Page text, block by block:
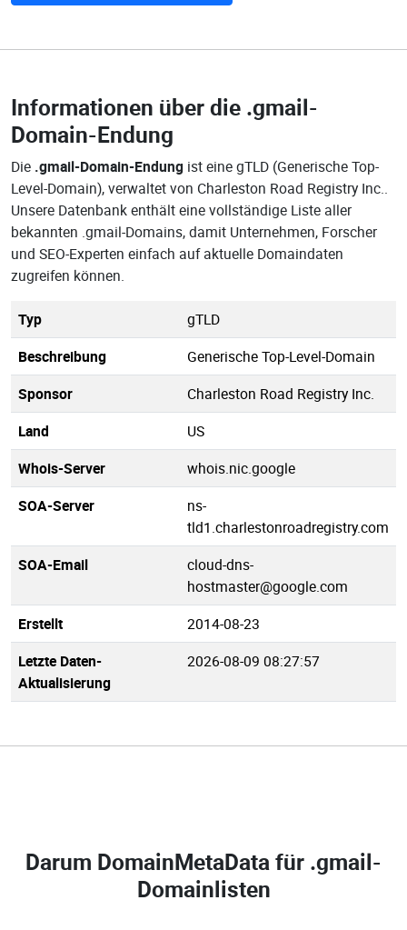
Informationen über die .gmail-
Domain-Endung
Die .gmail-Domain-Endung ist eine gTLD (Generische Top-
Level-Domain), verwaltet von Charleston Road Registry Inc..
Unsere Datenbank enthält eine vollständige Liste aller
bekannten .gmail-Domains, damit Unternehmen, Forscher
und SEO-Experten einfach auf aktuelle Domaindaten
zugreifen können.
Typ
gTLD
Beschreibung
Generische Top-Level-Domain
Sponsor
Charleston Road Registry Inc.
Land
US
Whois-Server
whois.nic.google
SOA-Server
ns-
tld1.charlestonroadregistry.com
SOA-Email
cloud-dns-
hostmaster@google.com
Erstellt
2014-08-23
Letzte Daten-
Aktualisierung
2026-08-09 08:27:57
Darum DomainMetaData für .gmail-
Domainlisten